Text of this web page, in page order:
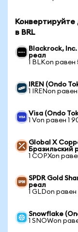
в BRL
Blackrock,
реал
1 BLKon равен
IREN (Ondo
1 IRENon
Visa (Ondo
1 Von равен 1
Global X
Бразильский
1 COPXon
SPDR Gold
реал
1 GLDon
Snowflake
1 SNOWon